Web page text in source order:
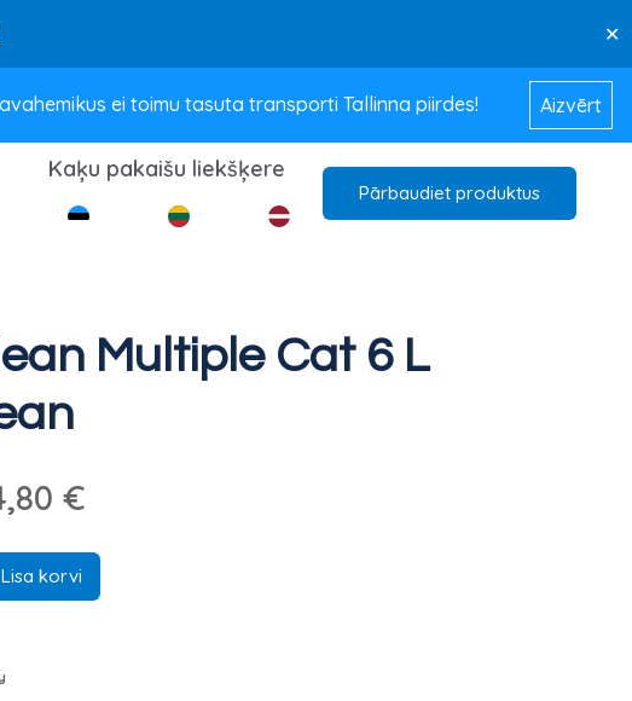
✕
ei toimu tasuta transporti Tallinna piirdes! Aizvērt
Kaķu pakaišu liekšķere
Pārbaudiet produktus
Multiple Cat 6 L
€Pašreizējā
Lisa korvi